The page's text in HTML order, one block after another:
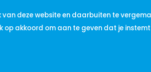
deze website en daarbuiten te
op akkoord om aan te geven dat je